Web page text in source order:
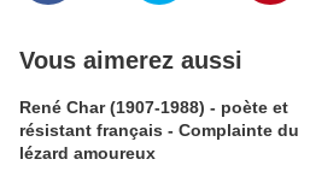
Vous aimerez aussi
René Char (1907-1988) - poète et
résistant français - Complainte du
lézard amoureux